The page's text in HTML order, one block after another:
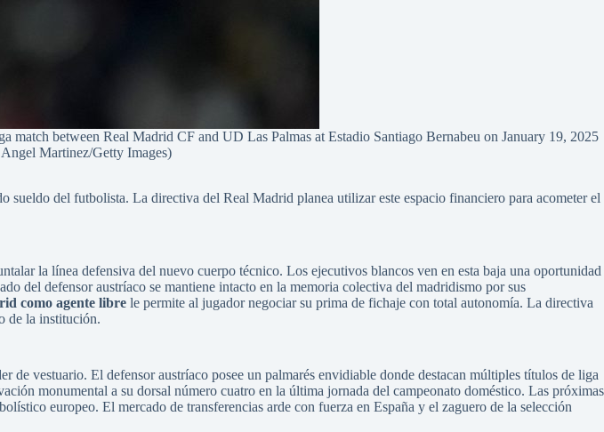
between Real Madrid CF and UD Las Palmas at Estadio Santiago Bernabeu on January 19, 2025
Martinez/Getty Images)
sueldo del futbolista. La directiva del Real Madrid planea utilizar este espacio financiero para acometer el
la línea defensiva del nuevo cuerpo técnico. Los ejecutivos blancos ven en esta baja una oportunidad
del defensor austríaco se mantiene intacto en la memoria colectiva del madridismo por sus
como agente libre le permite al jugador negociar su prima de fichaje con total autonomía. La directiva
de la institución.
vestuario. El defensor austríaco posee un palmarés envidiable donde destacan múltiples títulos de liga
monumental a su dorsal número cuatro en la última jornada del campeonato doméstico. Las próximas
europeo. El mercado de transferencias arde con fuerza en España y el zaguero de la selección